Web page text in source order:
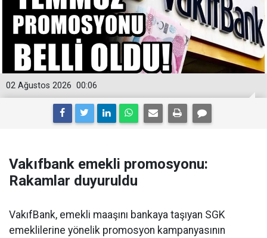
00:06
02 Ağustos 2026
Vakıfbank emekli promosyonu:
Rakamlar duyuruldu
VakıfBank, emekli maaşını bankaya taşıyan SGK
emeklilerine yönelik promosyon kampanyasının